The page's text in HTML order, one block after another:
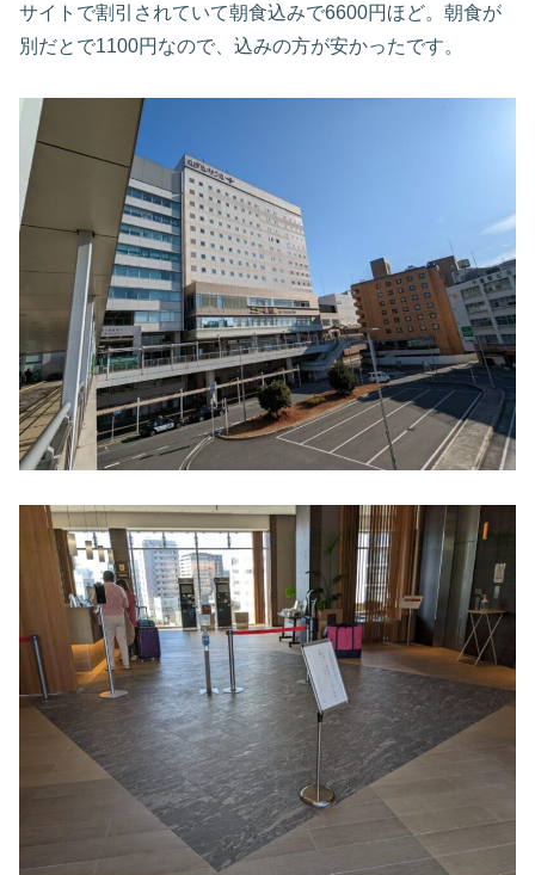
サイトで割引されていて朝食込みで6600円ほど。朝食が
別だとで1100円なので、込みの方が安かったです。